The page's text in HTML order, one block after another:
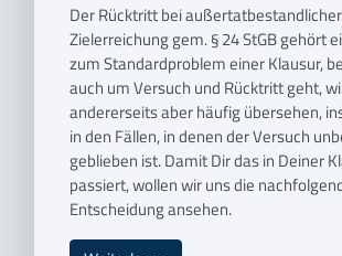
Der Rücktritt bei außertatbestandlicher
Zielerreichung gem. § 24 StGB gehört
zum Standardproblem einer Klausur,
auch um Versuch und Rücktritt geht,
andererseits aber häufig übersehen,
in den Fällen, in denen der Versuch
geblieben ist. Damit Dir das in Deiner
passiert, wollen wir uns die
Entscheidung ansehen.